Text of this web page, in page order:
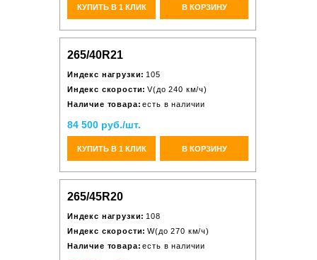
КУПИТЬ В 1 КЛИК В КОРЗИНУ
265/40R21
Индекс нагрузки: 105
Индекс скорости: V(до 240 км/ч)
Наличие товара: есть в наличии
84 500 руб./шт.
КУПИТЬ В 1 КЛИК В КОРЗИНУ
265/45R20
Индекс нагрузки: 108
Индекс скорости: W(до 270 км/ч)
Наличие товара: есть в наличии